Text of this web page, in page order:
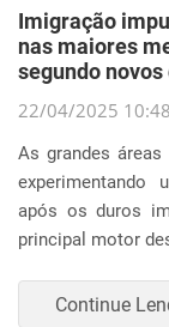
nas maiores
segundo
22/04/2025
As grandes
experimentando
após os duros
principal motor
Continue